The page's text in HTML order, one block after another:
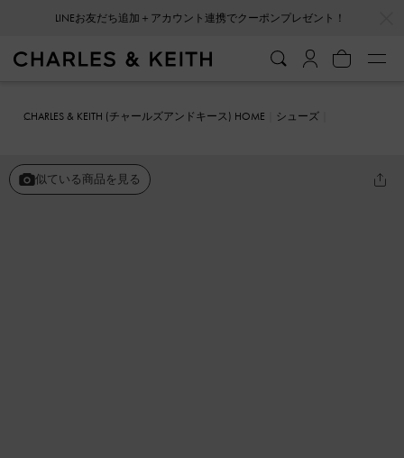
LINEお友だち追加＋アカウント連携でクーポンプレゼント！
CHARLES & KEITH (チャールズアンドキース) HOME
シューズ
似ている商品を見る